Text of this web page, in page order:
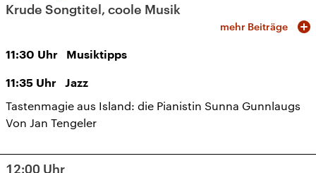
Krude Songtitel, coole Musik
mehr Beiträge
11:30 Uhr Musiktipps
11:35 Uhr Jazz
Tastenmagie aus Island: die Pianistin Sunna Gunnlaugs
Von Jan Tengeler
12:00 Uhr